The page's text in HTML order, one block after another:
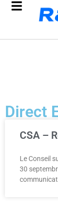
Direct
CSA –
Le Conseil
30